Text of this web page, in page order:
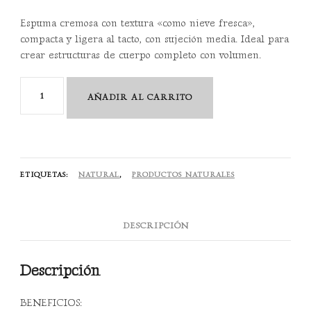
Espuma cremosa con textura «como nieve fresca»,
compacta y ligera al tacto, con sujeción media. Ideal para
crear estructuras de cuerpo completo con volumen.
AÑADIR AL CARRITO
ETIQUETAS: NATURAL, PRODUCTOS NATURALES
DESCRIPCIÓN
Descripción
BENEFICIOS: